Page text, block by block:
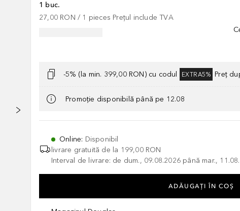
1 buc.
27,00 RON / 1 pieces Prețul include TVA
-5% (la min. 399,00 RON) cu codul EXTRA5% Preț
Promoție disponibilă până pe 12.08
Online: Disponibil
livrare gratuită de la 199,00 RON
Interval de livrare: de dum., 09.08.2026 până mar.,
ADĂUGAȚI ÎN COŞ